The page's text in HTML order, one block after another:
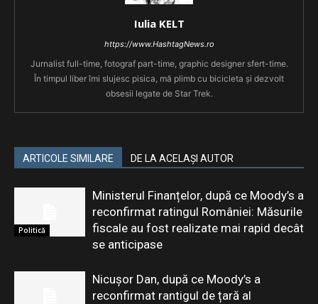
Iulia KELT
https://www.HashtagNews.ro
Jurnalist full-time, fotograf part-time, graphic designer sfert-time.
În timpul liber îmi slujesc pisica, mă plimb cu bicicleta și dezvolt
obsesii legate de Star Trek.
ARTICOLE SIMILARE DE LA ACELAȘI AUTOR
Politică
Ministerul Finanțelor, după ce Moody’s a
reconfirmat ratingul României: Măsurile
fiscale au fost realizate mai rapid decât
se anticipase
Nicușor Dan, după ce Moody’s a
reconfirmat rantigul de țară al